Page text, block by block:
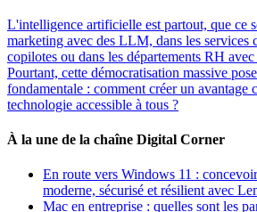
L'intelligence artificielle est partout, que ce
marketing avec des LLM, dans les services
copilotes ou dans les départements RH
Pourtant, cette démocratisation massive
fondamentale : comment créer un avantage
technologie accessible à tous ?
À la une de la chaîne Digital Corner
En route vers Windows 11 :
moderne, sécurisé et résilient avec
Mac en entreprise : quelles sont les